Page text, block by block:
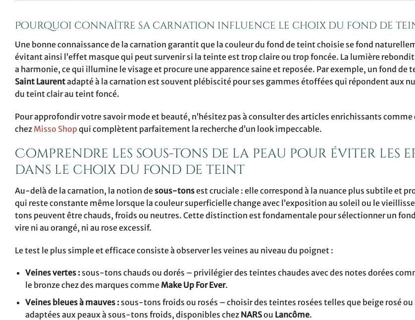
Pourquoi connaître sa carnation influence le choix du fond de
Une bonne connaissance de la carnation garantit que la couleur du fond de teint choisie se fond
évitant ainsi l’effet masque qui peut survenir si la teinte est trop claire ou trop foncée. La lumière
a harmonie, ce qui illumine le visage et procure une apparence saine et reposée. Par exemple, un fond de
Saint Laurentadapté à la carnation est souvent plébiscité pour ses gammes étoffées qui répondent aux
du teint clair au teint foncé.
Pour approfondir votre savoir mode et beauté, n’hésitez pas à consulter des articles enrichissants comme
chez Misso Shop qui complètent parfaitement la recherche d’un look impeccable.
Comprendre les sous-tons de la peau pour éviter les
dans le choix du fond de teint
Au-delà de la carnation, la notion de sous-tonsest cruciale : elle correspond à la nuance plus subtile et
qui reste constante même lorsque la couleur superficielle change avec l’exposition au soleil ou le
tons peuvent être chauds, froids ou neutres. Cette distinction est fondamentale pour sélectionner un
vire ni au orangé, ni au rose excessif.
Le test le plus simple et efficace consiste à observer les veines au niveau du poignet :
Veines vertes :sous-tons chauds ou dorés – privilégier des teintes chaudes avec des notes dorées
le bronze chez des marques comme Make Up For Ever.
Veines bleues à mauves :sous-tons froids ou rosés – choisir des teintes rosées telles que beige rosé
adaptées aux peaux à sous-tons froids, disponibles chez NARSou Lancôme.